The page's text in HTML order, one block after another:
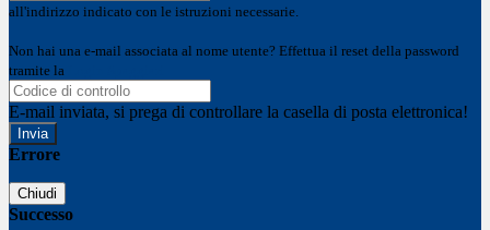
all'indirizzo indicato con le istruzioni necessarie.
Non hai una e-mail associata al nome utente? Effettua il reset della password
tramite la
E-mail inviata, si prega di controllare la casella di posta elettronica!
Errore
Chiudi
Successo